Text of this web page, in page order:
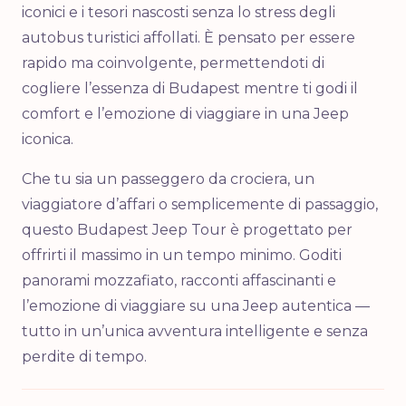
iconici e i tesori nascosti senza lo stress degli
autobus turistici affollati. È pensato per essere
rapido ma coinvolgente, permettendoti di
cogliere l’essenza di Budapest mentre ti godi il
comfort e l’emozione di viaggiare in una Jeep
iconica.
Che tu sia un passeggero da crociera, un
viaggiatore d’affari o semplicemente di passaggio,
questo Budapest Jeep Tour è progettato per
offrirti il massimo in un tempo minimo. Goditi
panorami mozzafiato, racconti affascinanti e
l’emozione di viaggiare su una Jeep autentica —
tutto in un’unica avventura intelligente e senza
perdite di tempo.